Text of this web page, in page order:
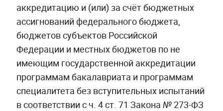
аккредитацию и (или) за счёт бюджетных
ассигнований федерального бюджета,
бюджетов субъектов Российской
Федерации и местных бюджетов по не
имеющим государственной аккредитации
программам бакалавриата и программам
специалитета без вступительных испытаний
в соответствии с ч. 4 ст. 71 Закона № 273-ФЗ